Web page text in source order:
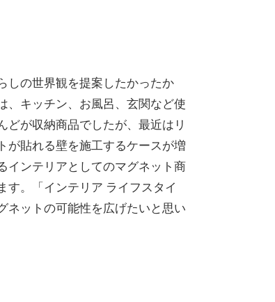
しの世界観を提案したかったか
、キッチン、お風呂、玄関など使
どが収納商品でしたが、最近はリ
が貼れる壁を施工するケースが増
インテリアとしてのマグネット商
す。「インテリア ライフスタイ
ネットの可能性を広げたいと思い